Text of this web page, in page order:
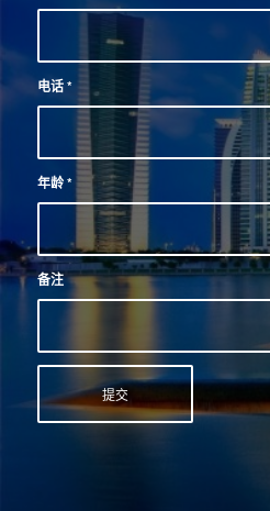
电话*
年龄*
备注